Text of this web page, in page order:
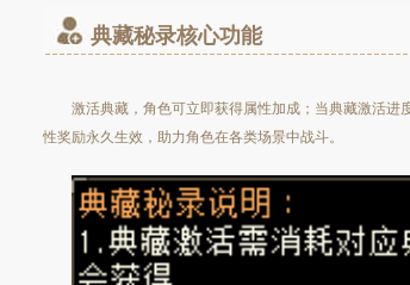
典藏秘录核心功能
激活典藏，角色可立即获得属性加成；当典藏激活
性奖励永久生效，助力角色在各类场景中战斗。